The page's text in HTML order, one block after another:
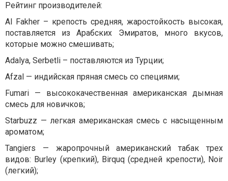
Рейтинг производителей:
Al Fakher – крепость средняя, жаростойкость высокая,
поставляется из Арабских Эмиратов, много вкусов,
которые можно смешивать;
Adalya, Serbetli – поставляются из Турции;
Afzal — индийская пряная смесь со специями;
Fumari — высококачественная американская дымная
смесь для новичков;
Starbuzz — легкая американская смесь с насыщенным
ароматом;
Tangiers — жаропрочный американский табак трех
видов: Burley (крепкий), Birquq (средней крепости), Noir
(легкий);